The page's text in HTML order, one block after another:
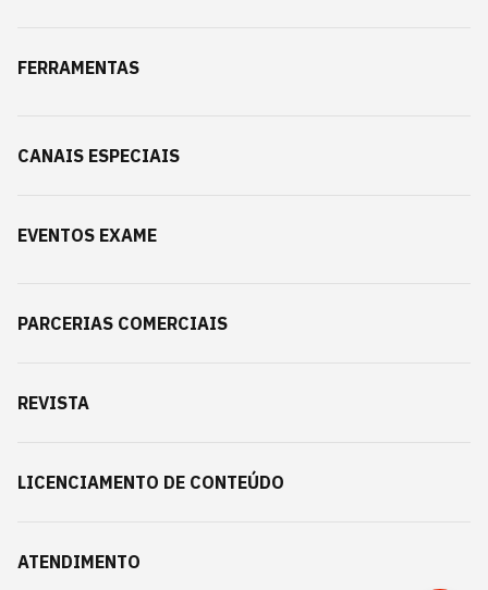
FERRAMENTAS
CANAIS ESPECIAIS
EVENTOS EXAME
PARCERIAS COMERCIAIS
REVISTA
LICENCIAMENTO DE CONTEÚDO
ATENDIMENTO